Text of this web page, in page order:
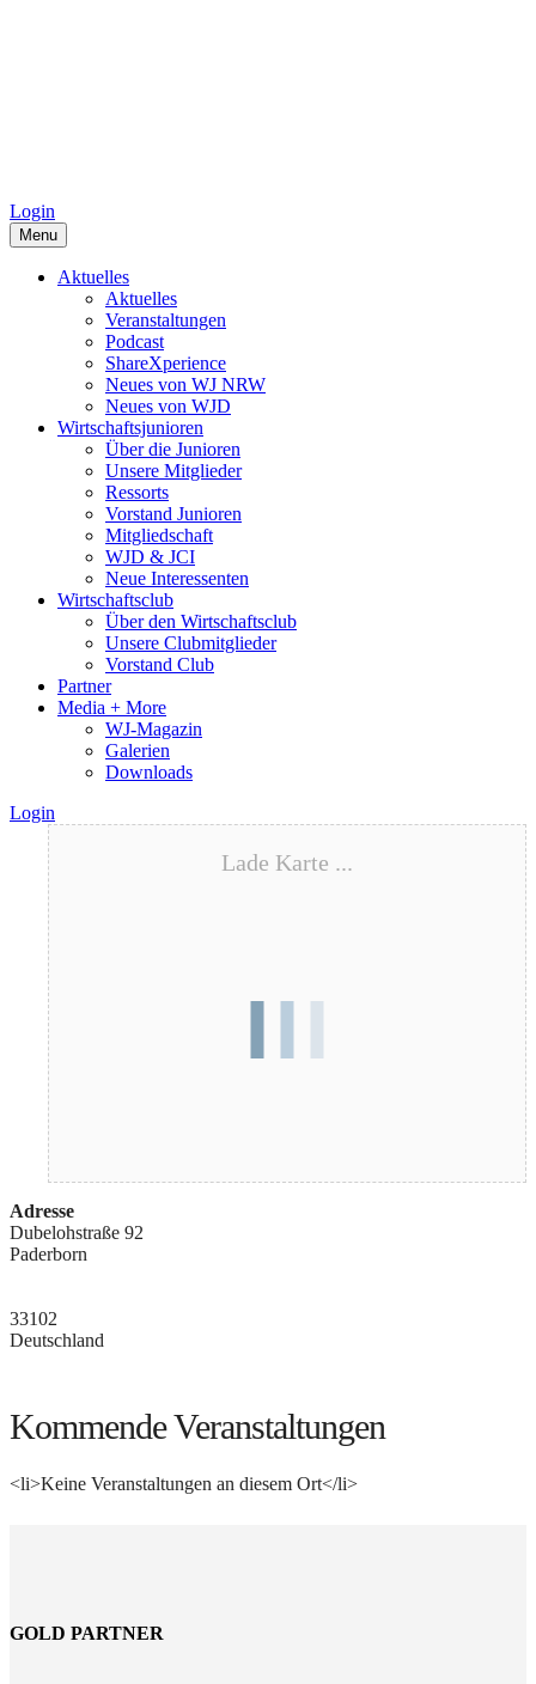
Login
Menu
Aktuelles
Aktuelles
Veranstaltungen
Podcast
ShareXperience
Neues von WJ NRW
Neues von WJD
Wirtschaftsjunioren
Über die Junioren
Unsere Mitglieder
Ressorts
Vorstand Junioren
Mitgliedschaft
WJD & JCI
Neue Interessenten
Wirtschaftsclub
Über den Wirtschaftsclub
Unsere Clubmitglieder
Vorstand Club
Partner
Media + More
WJ-Magazin
Galerien
Downloads
Login
Lade Karte ...
Adresse
Dubelohstraße 92
Paderborn
33102
Deutschland
Kommende Veranstaltungen
<li>Keine Veranstaltungen an diesem Ort</li>
GOLD PARTNER